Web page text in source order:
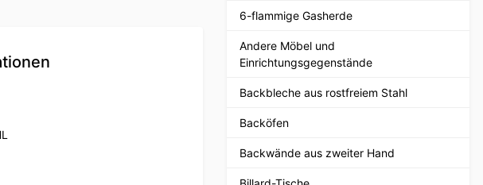
6-flammige Gasherde
Andere Möbel und
Einrichtungsgegenstände
Backbleche aus rostfreiem Stahl
Backöfen
Backwände aus zweiter Hand